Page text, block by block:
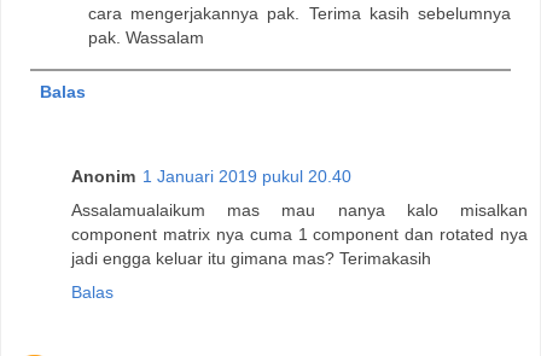
cara mengerjakannya pak. Terima kasih sebelumnya
pak. Wassalam
Balas
Anonim 1 Januari 2019 pukul 20.40
Assalamualaikum mas mau nanya kalo misalkan
component matrix nya cuma 1 component dan rotated nya
jadi engga keluar itu gimana mas? Terimakasih
Balas